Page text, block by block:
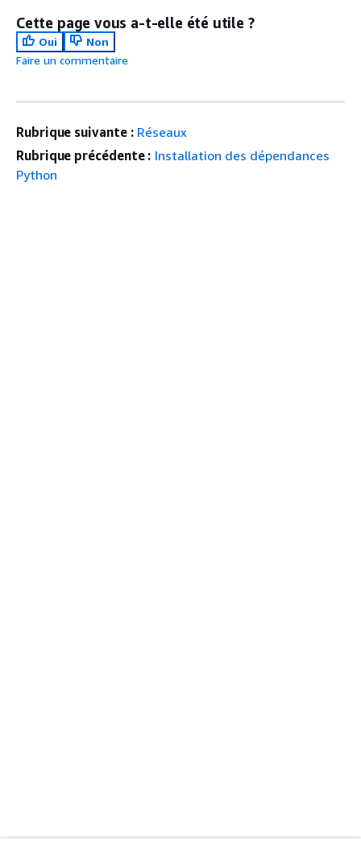
Cette page vous a-t-elle été utile ?
Oui
Non
Faire un commentaire
Rubrique suivante : Réseaux
Rubrique précédente : Installation des dépendances
Python